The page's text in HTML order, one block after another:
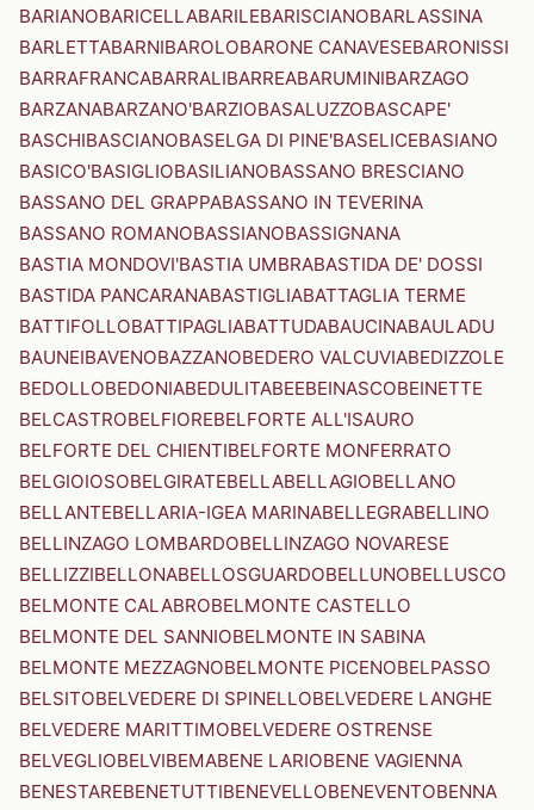
BARIANOBARICELLABARILEBARISCIANOBARLASSINA
BARLETTABARNIBAROLOBARONE CANAVESEBARONISSI
BARRAFRANCABARRALIBARREABARUMINIBARZAGO
BARZANABARZANO'BARZIOBASALUZZOBASCAPE'
BASCHIBASCIANOBASELGA DI PINE'BASELICEBASIANO
BASICO'BASIGLIOBASILIANOBASSANO BRESCIANO
BASSANO DEL GRAPPABASSANO IN TEVERINA
BASSANO ROMANOBASSIANOBASSIGNANA
BASTIA MONDOVI'BASTIA UMBRABASTIDA DE' DOSSI
BASTIDA PANCARANABASTIGLIABATTAGLIA TERME
BATTIFOLLOBATTIPAGLIABATTUDABAUCINABAULADU
BAUNEIBAVENOBAZZANOBEDERO VALCUVIABEDIZZOLE
BEDOLLOBEDONIABEDULITABEEBEINASCOBEINETTE
BELCASTROBELFIOREBELFORTE ALL'ISAURO
BELFORTE DEL CHIENTIBELFORTE MONFERRATO
BELGIOIOSOBELGIRATEBELLABELLAGIOBELLANO
BELLANTEBELLARIA-IGEA MARINABELLEGRABELLINO
BELLINZAGO LOMBARDOBELLINZAGO NOVARESE
BELLIZZIBELLONABELLOSGUARDOBELLUNOBELLUSCO
BELMONTE CALABROBELMONTE CASTELLO
BELMONTE DEL SANNIOBELMONTE IN SABINA
BELMONTE MEZZAGNOBELMONTE PICENOBELPASSO
BELSITOBELVEDERE DI SPINELLOBELVEDERE LANGHE
BELVEDERE MARITTIMOBELVEDERE OSTRENSE
BELVEGLIOBELVIBEMABENE LARIOBENE VAGIENNA
BENESTAREBENETUTTIBENEVELLOBENEVENTOBENNA